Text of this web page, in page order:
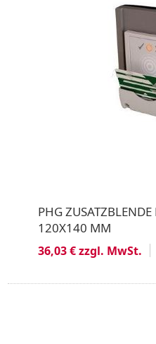
PHG
120X140 MM
36,03 € zzgl. MwSt.